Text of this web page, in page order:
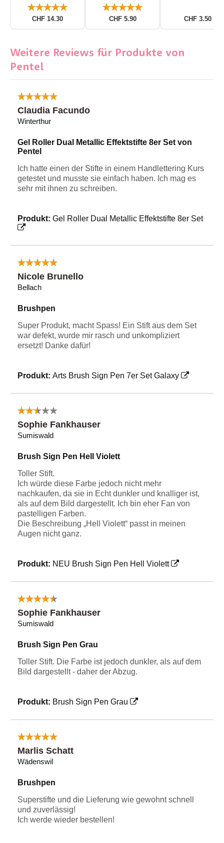
CHF 14.30 CHF 5.90 CHF 3.50
Weitere Reviews für Produkte von
Pentel
Claudia Facundo
Winterthur
Gel Roller Dual Metallic Effektstifte 8er Set von
Pentel
Ich hatte einen der Stifte in einem Handlettering Kurs
getestet und musste sie einfach haben. Ich mag es
sehr mit ihnen zu schreiben.
Produkt: Gel Roller Dual Metallic Effektstifte 8er Set
Nicole Brunello
Bellach
Brushpen
Super Produkt, macht Spass! Ein Stift aus dem Set
war defekt, wurde mir rasch und unkompliziert
ersetzt! Danke dafür!
Produkt: Arts Brush Sign Pen 7er Set Galaxy
Sophie Fankhauser
Sumiswald
Brush Sign Pen Hell Violett
Toller Stift.
Ich würde diese Farbe jedoch nicht mehr
nachkaufen, da sie in Echt dunkler und knalliger ist,
als auf dem Bild dargestellt. Ich bin eher Fan von
pastelligen Farben.
Die Beschreibung „Hell Violett“ passt in meinen
Augen nicht ganz.
Produkt: NEU Brush Sign Pen Hell Violett
Sophie Fankhauser
Sumiswald
Brush Sign Pen Grau
Toller Stift. Die Farbe ist jedoch dunkler, als auf dem
Bild dargestellt - daher der Abzug.
Produkt: Brush Sign Pen Grau
Marlis Schatt
Wädenswil
Brushpen
Superstifte und die Lieferung wie gewohnt schnell
und zuverlässig!
Ich werde wieder bestellen!